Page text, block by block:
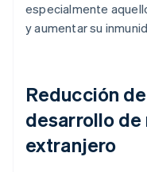
especialmente
y aumentar su
Reducción
desarrollo de
extranjero